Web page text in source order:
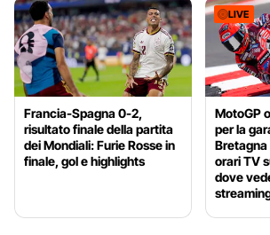
Francia-Spagna 0-2,
risultato finale della partita
dei Mondiali: Furie Rosse in
finale, gol e highlights
LIVE
MotoGP
per la
orari TV
dove